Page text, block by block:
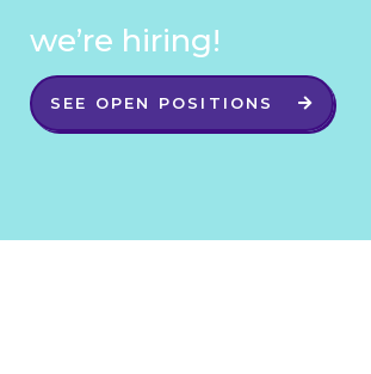
we’re hiring!
SEE OPEN POSITIONS